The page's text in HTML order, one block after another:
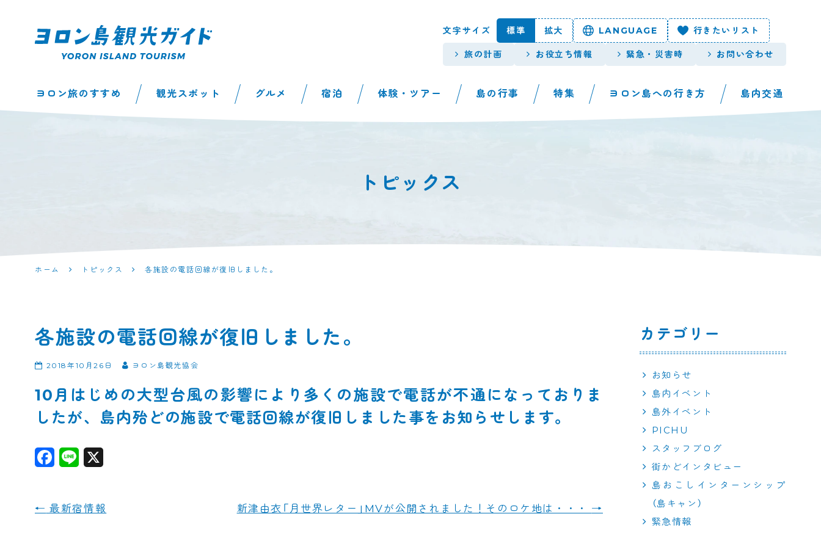
ド | 鹿児島県最南
文字サイズ 標準 拡大 LANGUAGE 行きたいリスト
旅の計画 お役立ち情報 緊急・災害時 お問い合わせ
ヨロン旅のすすめ 観光スポット グルメ 宿泊 体験・ツアー 島の行事 特集 ヨロン島への行き方 島内交通
トピックス
ホーム トピックス 各施設の電話回線が復旧しました。
各施設の電話回線が復旧しました。
2018年10月26日 ヨロン島観光協会
10月はじめの大型台風の影響により多くの施設で電話が不通になっておりま
したが、島内殆どの施設で電話回線が復旧しました事をお知らせします。
F
e
L
e
← 最新宿情報 新津由衣「月世界レター」MVが公開されました！そのロケ地は・・・ →
カテゴリー
お知らせ
島内イベント
島外イベント
PICHU
スタッフブログ
街かどインタビュー
島おこしインターンシップ
（島キャン）
緊急情報